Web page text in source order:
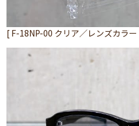
[ F-18NP-00 クリア／レンズカラ